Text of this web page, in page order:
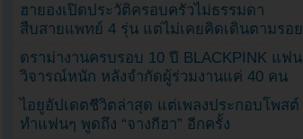
ฮายองเปิดประวัติครอบครัวไม่ธรรมดา
สืบสายแพทย์ 4 รุ่น แต่ไม่เคยคิดเดินตามรอย
ดราม่างานครบรอบ 10 ปี BLACKPINK แฟน
วิจารณ์หนัก หลังจำกัดผู้ร่วมงานแค่ 40 คน
ไอยูอัปเดตชีวิตล่าสุด แต่เพลงประกอบโพสต์
ทำแฟนๆ พูดถึง “จางกีฮา” อีกครั้ง